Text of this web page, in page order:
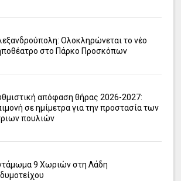
Ολοκληρώνεται το νέο
στο Πάρκο Προσκόπων
απόφαση θήρας 2026-2027:
σε ημίμετρα για την προστασία των
πουλιών
9 Χωριών στη Λάδη